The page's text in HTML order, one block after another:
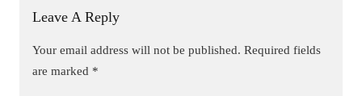
Leave A Reply
Your email address will not be published. Required fields
are marked *